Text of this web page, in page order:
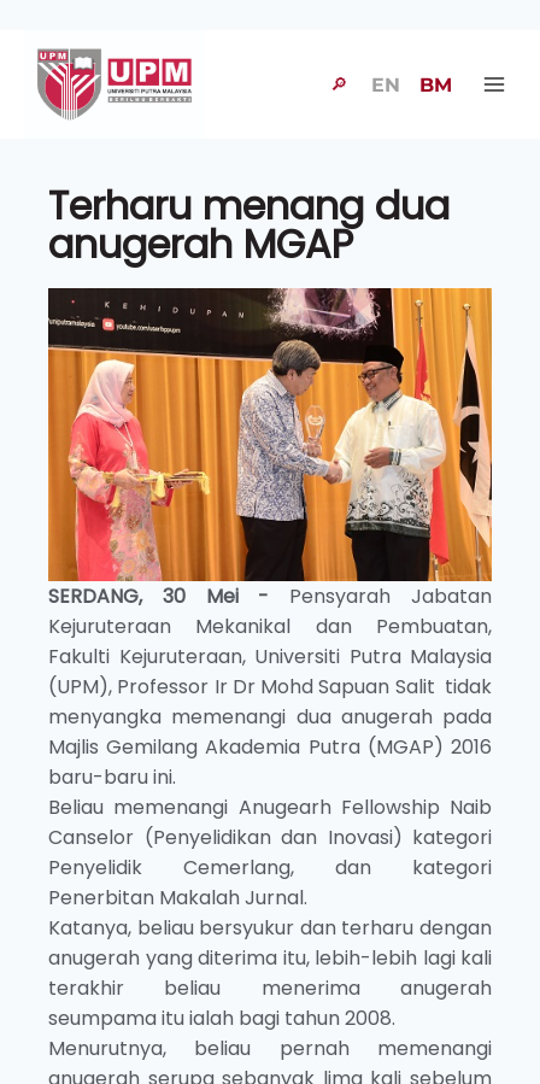
🔎 EN BM
Terharu menang dua
anugerah MGAP
SERDANG, 30 Mei - Pensyarah Jabatan
Kejuruteraan Mekanikal dan Pembuatan,
Fakulti Kejuruteraan, Universiti Putra Malaysia
(UPM), Professor Ir Dr Mohd Sapuan Salit tidak
menyangka memenangi dua anugerah pada
Majlis Gemilang Akademia Putra (MGAP) 2016
baru-baru ini.
Beliau memenangi Anugearh Fellowship Naib
Canselor (Penyelidikan dan Inovasi) kategori
Penyelidik Cemerlang, dan kategori
Penerbitan Makalah Jurnal.
Katanya, beliau bersyukur dan terharu dengan
anugerah yang diterima itu, lebih-lebih lagi kali
terakhir beliau menerima anugerah
seumpama itu ialah bagi tahun 2008.
Menurutnya, beliau pernah memenangi